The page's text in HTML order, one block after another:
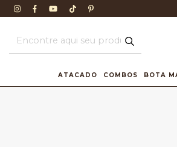
ATACADO COMBOS BOTA